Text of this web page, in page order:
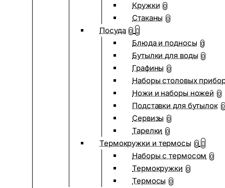
Кружки 0
Стаканы 0
Посуда 0
Блюда и подносы 0
Бутылки для воды 0
Графины 0
Наборы столовых
Ножи и наборы ножей 0
Подставки для бутылок 0
Сервизы 0
Тарелки 0
Термокружки и термосы 0
Наборы с термосом 0
Термокружки 0
Термосы 0